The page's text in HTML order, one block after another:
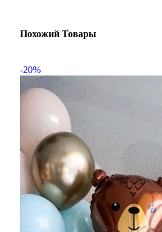
Похожий Товары
-20%